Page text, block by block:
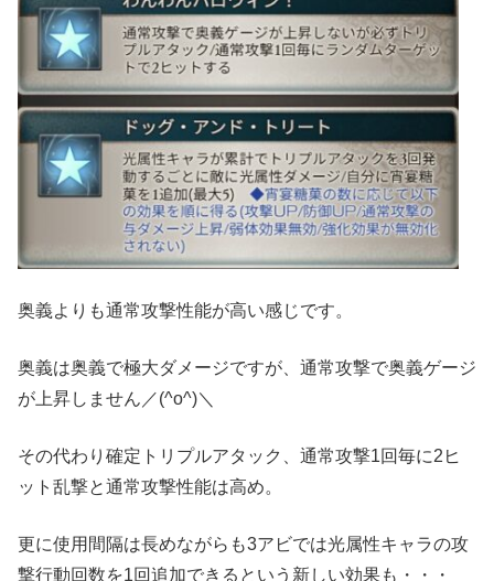
奥義よりも通常攻撃性能が高い感じです。
奥義は奥義で極大ダメージですが、通常攻撃で奥義ゲージ
が上昇しません／(^o^)＼
その代わり確定トリプルアタック、通常攻撃1回毎に2ヒ
ット乱撃と通常攻撃性能は高め。
更に使用間隔は長めながらも3アビでは光属性キャラの攻
撃行動回数を1回追加できるという新しい効果も・・・